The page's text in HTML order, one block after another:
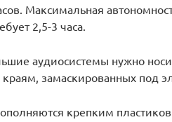
Максимальная
2,5-3 часа.
аудиосистемы нужно
замаскированных под
крепким